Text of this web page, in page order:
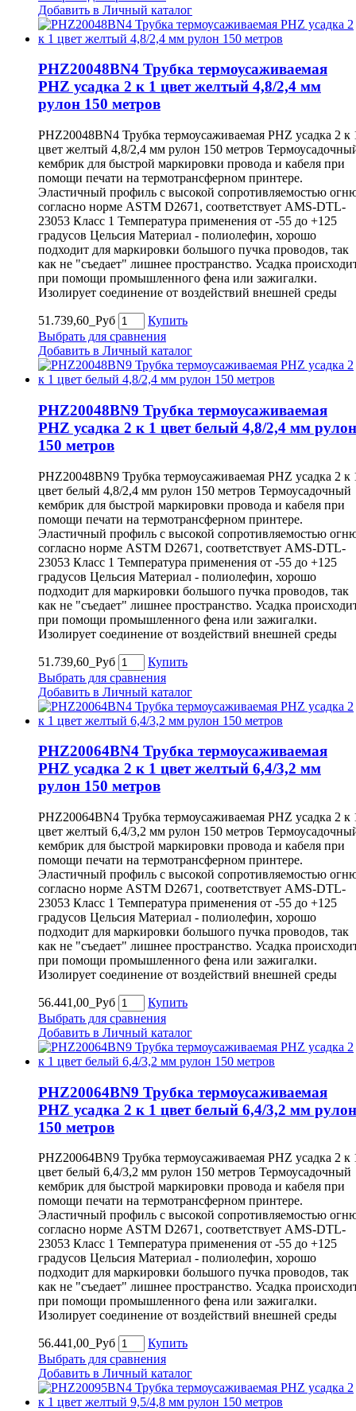
Добавить в Личный каталог
PHZ20048BN4 Трубка термоусаживаемая
PHZ усадка 2 к 1 цвет желтый 4,8/2,4 мм
рулон 150 метров
PHZ20048BN4 Трубка термоусаживаемая PHZ усадка 2 к
цвет желтый 4,8/2,4 мм рулон 150 метров
кембрик для быстрой маркировки провода и кабеля при
помощи печати на термотрансферном принтере.
Эластичный профиль с высокой сопротивляемостью
согласно норме ASTM D2671, соответствует AMS-DTL-
23053 Класс 1 Температура применения от -55 до +125
градусов Цельсия Материал - полиолефин, хорошо
подходит для маркировки большого пучка проводов, так
как не "съедает" лишнее пространство. Усадка
при помощи промышленного фена или зажигалки.
Изолирует соединение от воздействий внешней среды
51.739,60_Руб
Купить
Выбрать для сравнения
Добавить в Личный каталог
PHZ20048BN9 Трубка термоусаживаемая
PHZ усадка 2 к 1 цвет белый 4,8/2,4 мм рулон
150 метров
PHZ20048BN9 Трубка термоусаживаемая PHZ усадка 2 к
цвет белый 4,8/2,4 мм рулон 150 метров Термоусадочный
кембрик для быстрой маркировки провода и кабеля при
помощи печати на термотрансферном принтере.
Эластичный профиль с высокой сопротивляемостью
согласно норме ASTM D2671, соответствует AMS-DTL-
23053 Класс 1 Температура применения от -55 до +125
градусов Цельсия Материал - полиолефин, хорошо
подходит для маркировки большого пучка проводов, так
как не "съедает" лишнее пространство. Усадка
при помощи промышленного фена или зажигалки.
Изолирует соединение от воздействий внешней среды
51.739,60_Руб
Купить
Выбрать для сравнения
Добавить в Личный каталог
PHZ20064BN4 Трубка термоусаживаемая
PHZ усадка 2 к 1 цвет желтый 6,4/3,2 мм
рулон 150 метров
PHZ20064BN4 Трубка термоусаживаемая PHZ усадка 2 к
цвет желтый 6,4/3,2 мм рулон 150 метров
кембрик для быстрой маркировки провода и кабеля при
помощи печати на термотрансферном принтере.
Эластичный профиль с высокой сопротивляемостью
согласно норме ASTM D2671, соответствует AMS-DTL-
23053 Класс 1 Температура применения от -55 до +125
градусов Цельсия Материал - полиолефин, хорошо
подходит для маркировки большого пучка проводов, так
как не "съедает" лишнее пространство. Усадка
при помощи промышленного фена или зажигалки.
Изолирует соединение от воздействий внешней среды
56.441,00_Руб
Купить
Выбрать для сравнения
Добавить в Личный каталог
PHZ20064BN9 Трубка термоусаживаемая
PHZ усадка 2 к 1 цвет белый 6,4/3,2 мм рулон
150 метров
PHZ20064BN9 Трубка термоусаживаемая PHZ усадка 2 к
цвет белый 6,4/3,2 мм рулон 150 метров Термоусадочный
кембрик для быстрой маркировки провода и кабеля при
помощи печати на термотрансферном принтере.
Эластичный профиль с высокой сопротивляемостью
согласно норме ASTM D2671, соответствует AMS-DTL-
23053 Класс 1 Температура применения от -55 до +125
градусов Цельсия Материал - полиолефин, хорошо
подходит для маркировки большого пучка проводов, так
как не "съедает" лишнее пространство. Усадка
при помощи промышленного фена или зажигалки.
Изолирует соединение от воздействий внешней среды
56.441,00_Руб
Купить
Выбрать для сравнения
Добавить в Личный каталог